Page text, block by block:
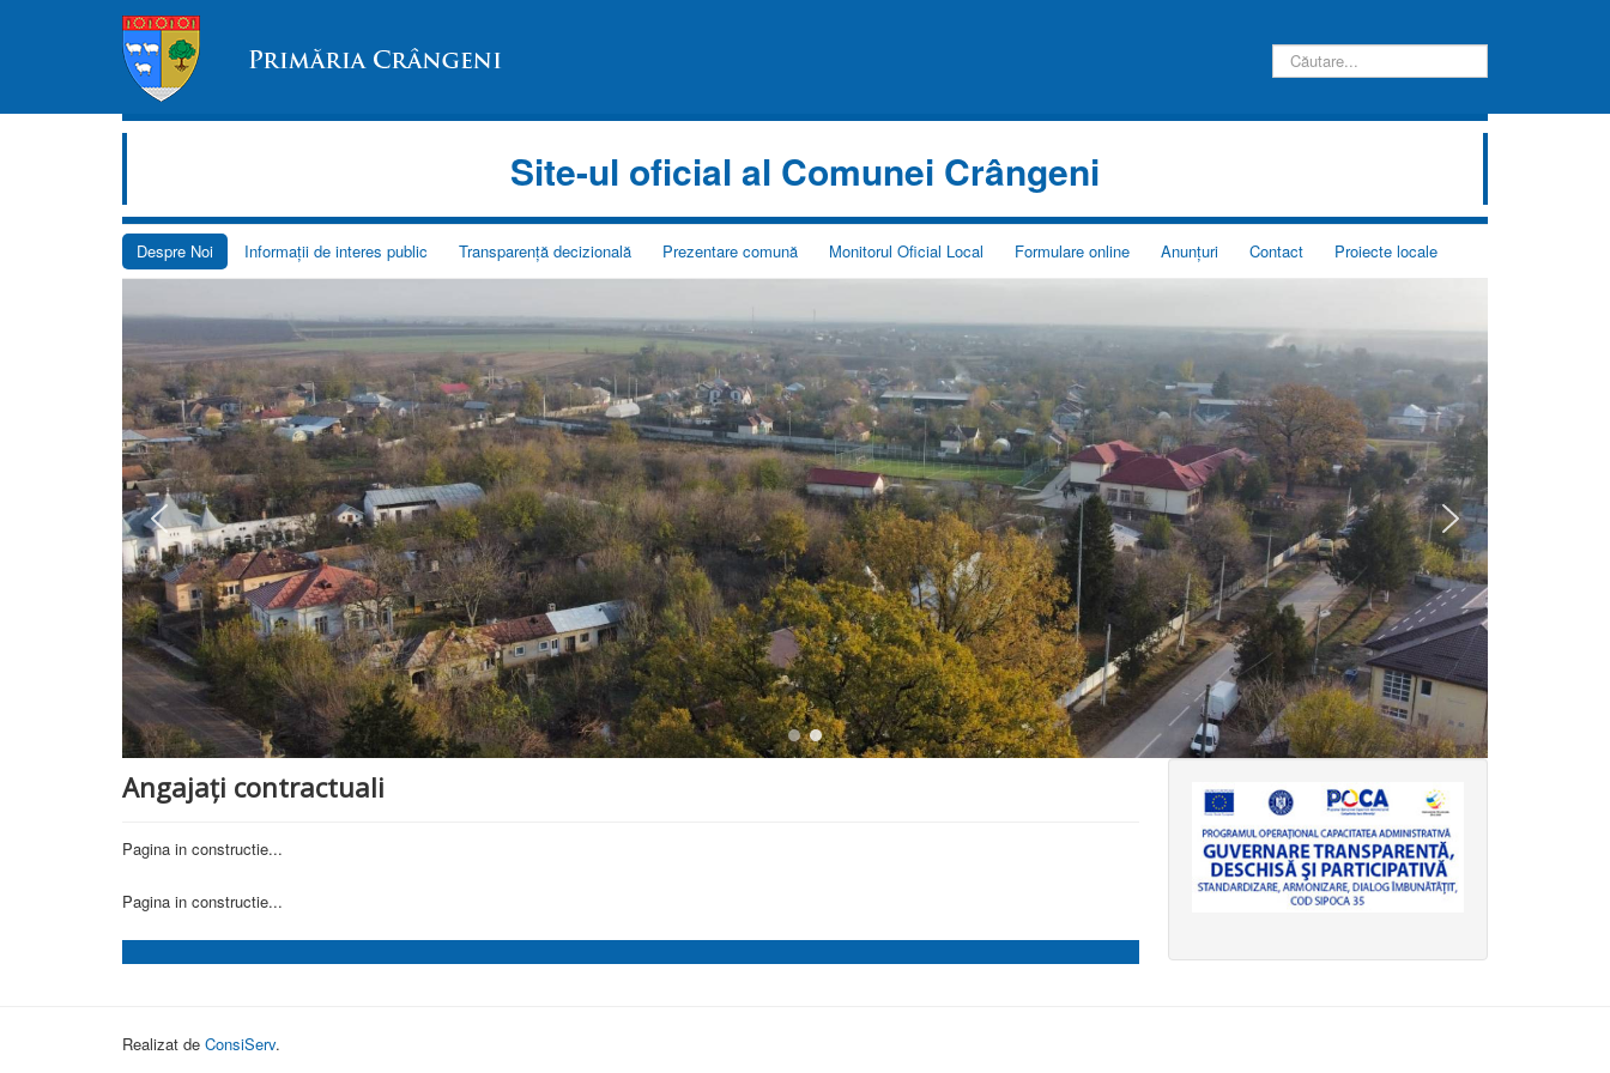
Introduceți
căutarea
Site-ul oficial al Comunei Crângeni
Despre Noi Informații de interes public Transparență decizională Prezentare comună Monitorul Oficial Local Formulare online Anunţuri Contact Proiecte locale
Angajați contractuali
Pagina in constructie...
Pagina in constructie...
Realizat de ConsiServ.